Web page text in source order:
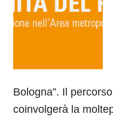
Bologna”. Il
coinvolgerà la